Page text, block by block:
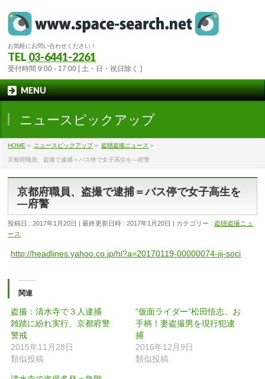
お気軽にお問い合わせください！
TEL 03-6441-2261
受付時間 9:00 - 17:00 [ 土・日・祝日除く ]
MENU
ニュースピックアップ
HOME » ニュースピックアップ» 盗聴盗撮ニュース »
京都府職員、盗撮で逮捕＝バス停で女子高生を―府警
京都府職員、盗撮で逮捕＝バス停で女子高生を
―府警
投稿日 : 2017年1月20日 最終更新日時 : 2017年1月20日 カテゴリー :盗聴盗撮ニュ
ース
http://headlines.yahoo.co.jp/hl?a=20170119-00000074-jij-soci
関連
盗撮：清水寺で３人逮捕
雑踏に紛れ実行、京都府警
警戒
2015年11月28日
類似投稿
“仮面ライダー”松田悟志、お
手柄！妻盗撮男を現行犯逮
捕
2016年12月9日
類似投稿